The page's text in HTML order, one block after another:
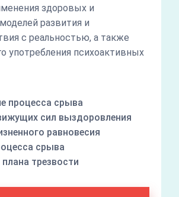
здоровых и
развития и
с реальностью, а также
употребления психоактивных
процесса срыва
сил выздоровления
равновесия
срыва
трезвости